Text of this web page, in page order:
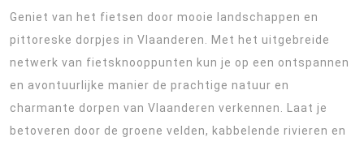
Geniet van het fietsen door mooie landschappen en
pittoreske dorpjes in Vlaanderen. Met het uitgebreide
netwerk van fietsknooppunten kun je op een ontspannen
en avontuurlijke manier de prachtige natuur en
charmante dorpen van Vlaanderen verkennen. Laat je
betoveren door de groene velden, kabbelende rivieren en